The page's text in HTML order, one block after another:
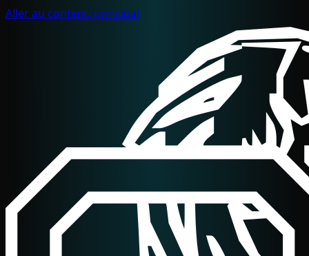
Aller au contenu principal